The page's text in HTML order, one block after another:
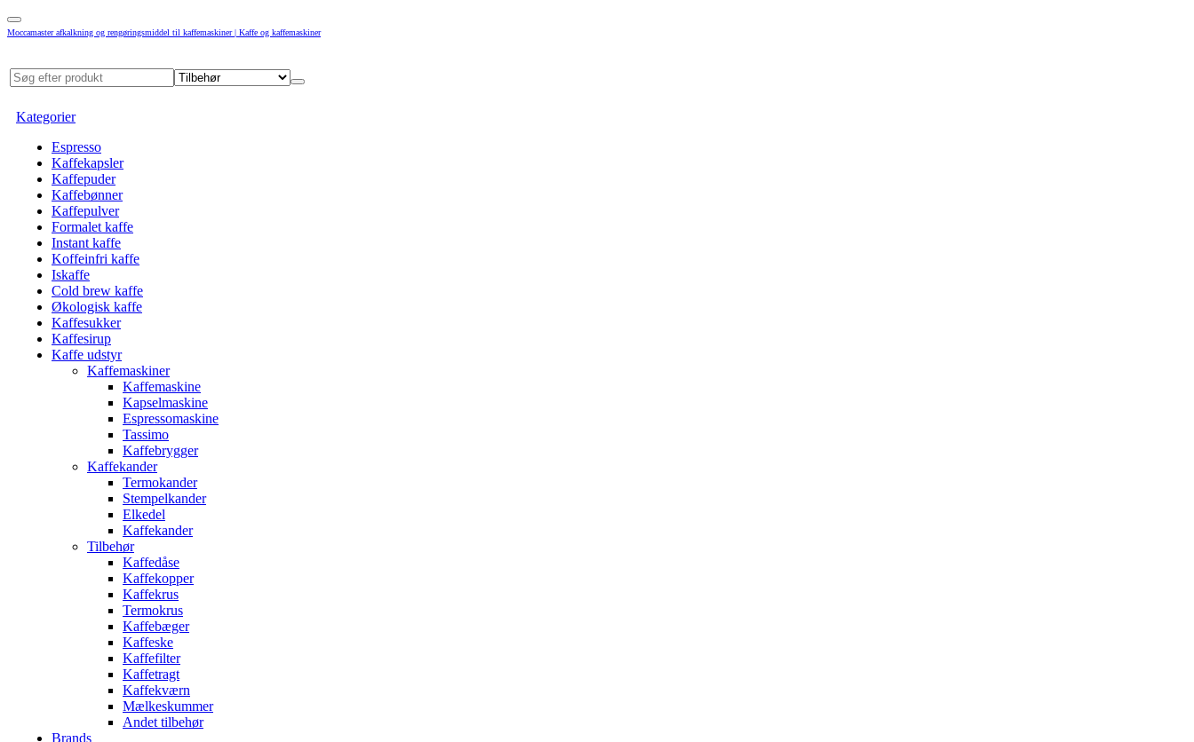
Moccamaster afkalkning og rengøringsmiddel til kaffemaskiner | Kaffe og kaffemaskiner
Kategorier
Espresso
Kaffekapsler
Kaffepuder
Kaffebønner
Kaffepulver
Formalet kaffe
Instant kaffe
Koffeinfri kaffe
Iskaffe
Cold brew kaffe
Økologisk kaffe
Kaffesukker
Kaffesirup
Kaffe udstyr
Kaffemaskiner
Kaffemaskine
Kapselmaskine
Espressomaskine
Tassimo
Kaffebrygger
Kaffekander
Termokander
Stempelkander
Elkedel
Kaffekander
Tilbehør
Kaffedåse
Kaffekopper
Kaffekrus
Termokrus
Kaffebæger
Kaffeske
Kaffefilter
Kaffetragt
Kaffekværn
Mælkeskummer
Andet tilbehør
Brands